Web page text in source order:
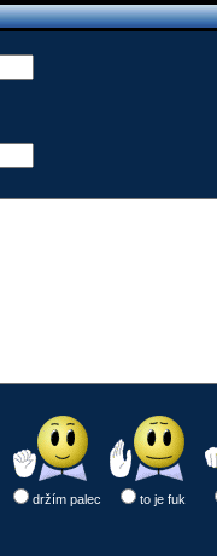
držím palec
to je fuk